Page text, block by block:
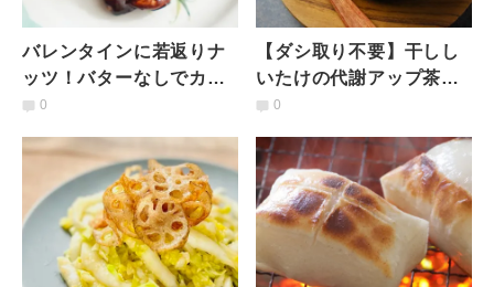
バレンタインに若返りナ
ッツ！バターなしでカリ
っカリのカラメルアーモ
0
【ダシ取り不要】干しし
いたけの代謝アップ茶碗
蒸し #管理栄養士おすす
ピ
0